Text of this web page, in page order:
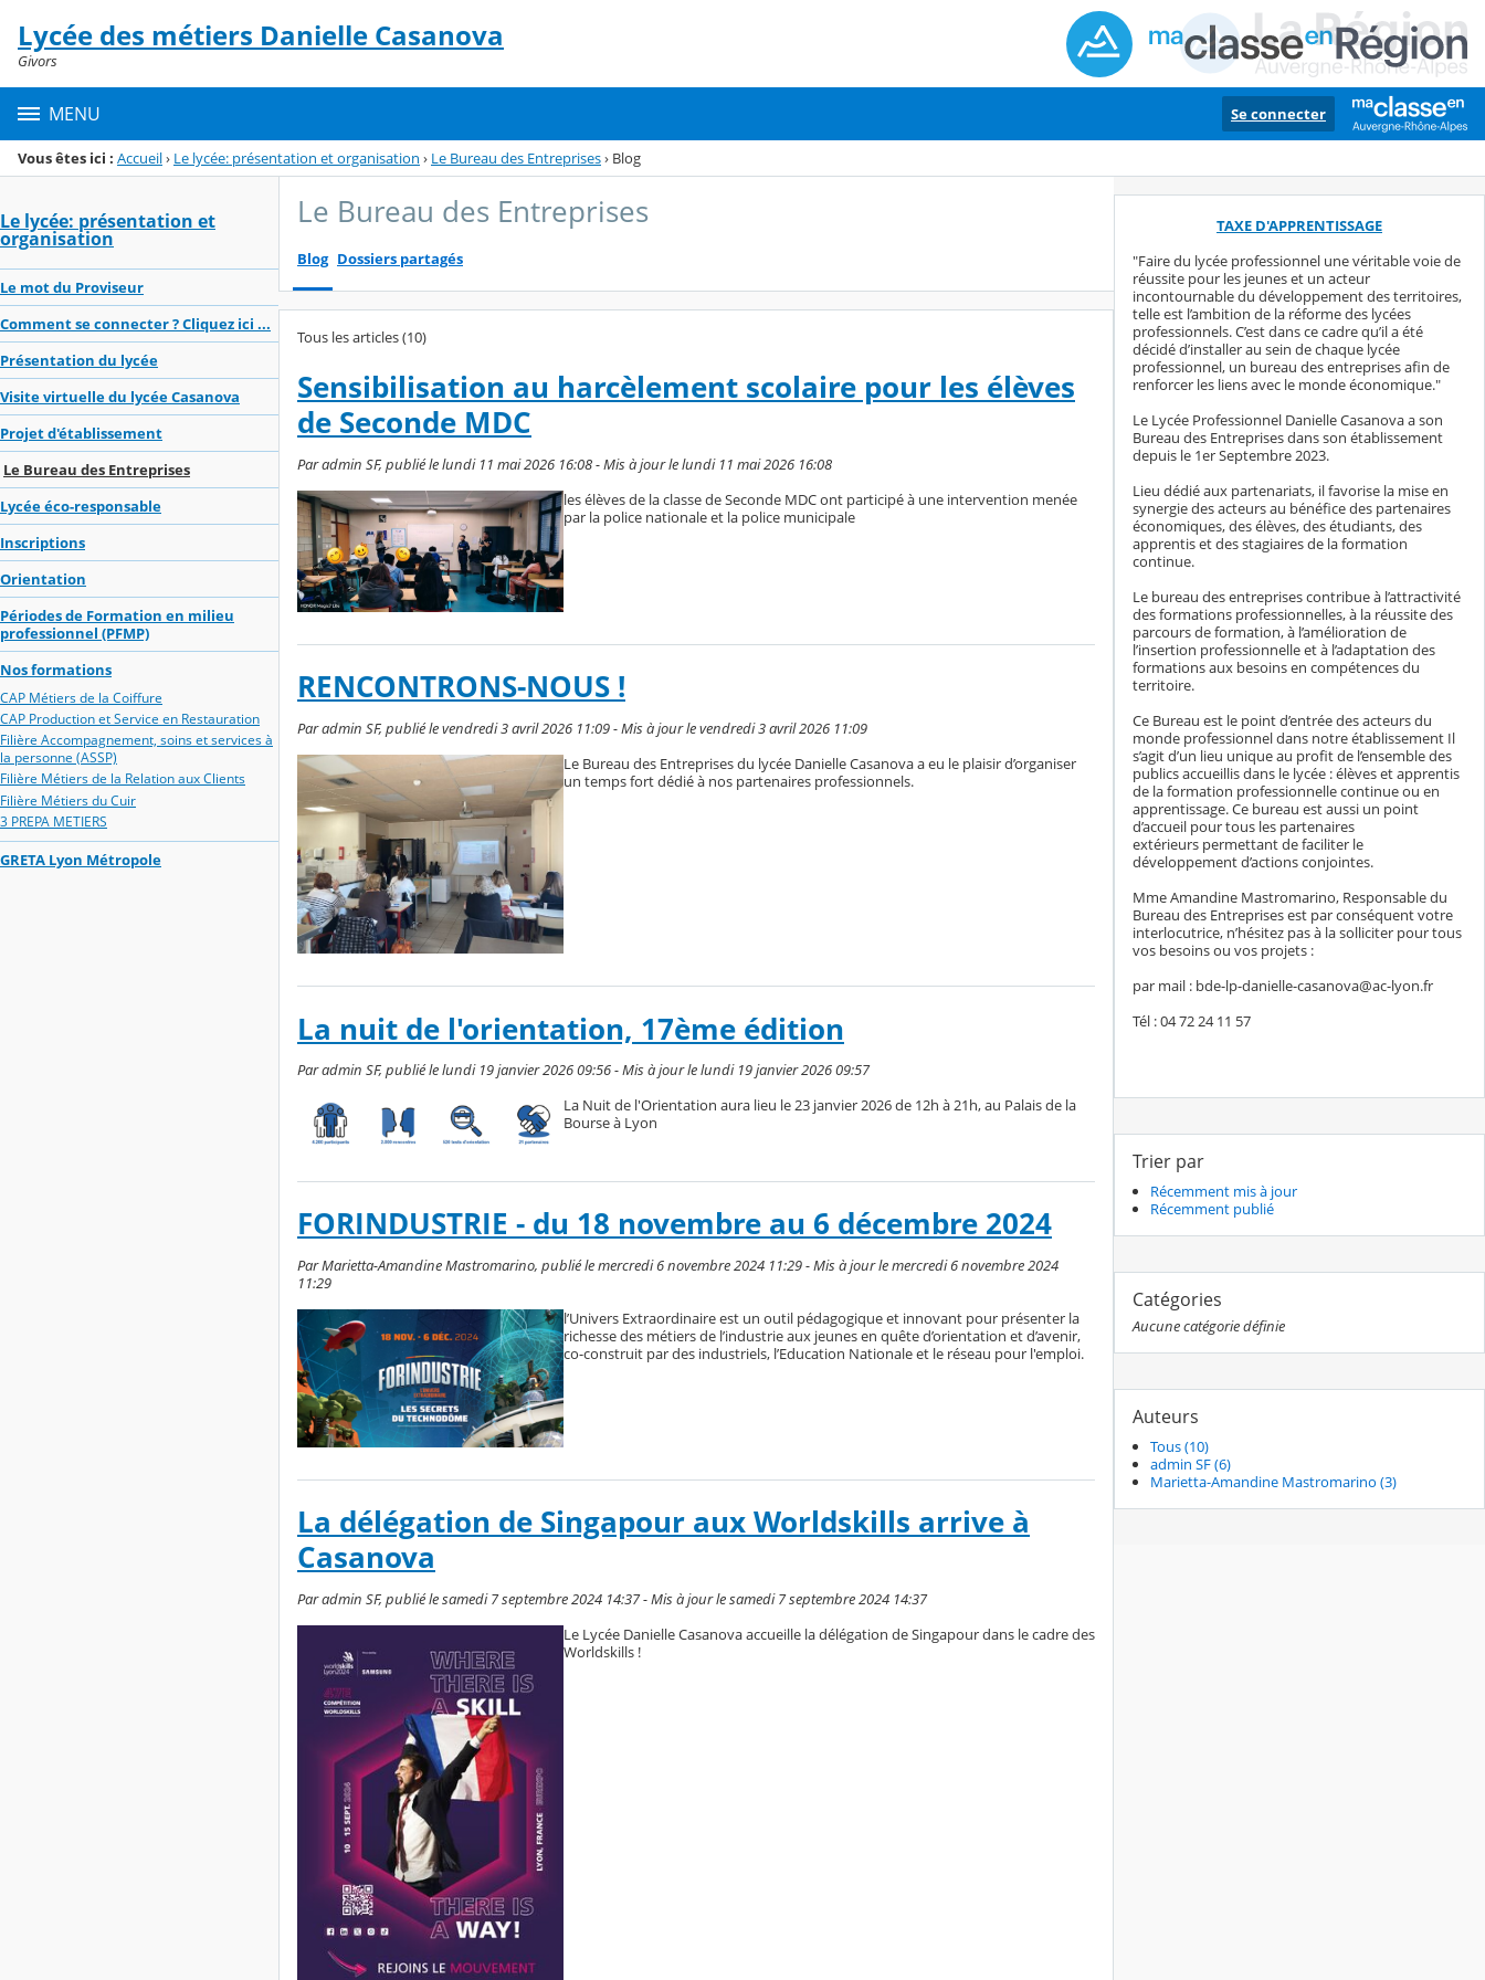
Menu de la rubrique
Contenu
Lycée des métiers Danielle Casanova
Givors
MENU Se connecter
Vous êtes ici : Accueil› Le lycée: présentation et organisation › Le Bureau des Entreprises› Blog
Le lycée: présentation et
organisation
Le mot du Proviseur
Comment se connecter ? Cliquez ici ...
Présentation du lycée
Visite virtuelle du lycée Casanova
Projet d'établissement
Le Bureau des Entreprises
Lycée éco-responsable
Inscriptions
Orientation
Périodes de Formation en milieu
professionnel (PFMP)
Nos formations
CAP Métiers de la Coiffure
CAP Production et Service en Restauration
Filière Accompagnement, soins et services à
la personne (ASSP)
Filière Métiers de la Relation aux Clients
Filière Métiers du Cuir
3 PREPA METIERS
GRETA Lyon Métropole
Le Bureau des Entreprises
Blog Dossiers partagés
Tous les articles (10)
Sensibilisation au harcèlement scolaire pour les élèves
de Seconde MDC
Par admin SF, publié le lundi 11 mai 2026 16:08 - Mis à jour le lundi 11 mai 2026 16:08
les élèves de la classe de Seconde MDC ont participé à une intervention menée
par la police nationale et la police municipale
RENCONTRONS-NOUS !
Par admin SF, publié le vendredi 3 avril 2026 11:09 - Mis à jour le vendredi 3 avril 2026 11:09
Le Bureau des Entreprises du lycée Danielle Casanova a eu le plaisir d’organiser
un temps fort dédié à nos partenaires professionnels.
La nuit de l'orientation, 17ème édition
Par admin SF, publié le lundi 19 janvier 2026 09:56 - Mis à jour le lundi 19 janvier 2026 09:57
La Nuit de l'Orientation aura lieu le 23 janvier 2026 de 12h à 21h, au Palais de la
Bourse à Lyon
FORINDUSTRIE - du 18 novembre au 6 décembre 2024
Par Marietta-Amandine Mastromarino, publié le mercredi 6 novembre 2024 11:29 - Mis à jour le mercredi 6 novembre 2024
11:29
l’Univers Extraordinaire est un outil pédagogique et innovant pour présenter la
richesse des métiers de l’industrie aux jeunes en quête d’orientation et d’avenir,
co-construit par des industriels, l’Education Nationale et le réseau pour l'emploi.
La délégation de Singapour aux Worldskills arrive à
Casanova
Par admin SF, publié le samedi 7 septembre 2024 14:37 - Mis à jour le samedi 7 septembre 2024 14:37
Le Lycée Danielle Casanova accueille la délégation de Singapour dans le cadre des
Worldskills !
TAXE D'APPRENTISSAGE
"Faire du lycée professionnel une véritable voie de
réussite pour les jeunes et un acteur
incontournable du développement des territoires,
telle est l’ambition de la réforme des lycées
professionnels. C’est dans ce cadre qu’il a été
décidé d’installer au sein de chaque lycée
professionnel, un bureau des entreprises afin de
renforcer les liens avec le monde économique."
Le Lycée Professionnel Danielle Casanova a son
Bureau des Entreprises dans son établissement
depuis le 1er Septembre 2023.
Lieu dédié aux partenariats, il favorise la mise en
synergie des acteurs au bénéfice des partenaires
économiques, des élèves, des étudiants, des
apprentis et des stagiaires de la formation
continue.
Le bureau des entreprises contribue à l’attractivité
des formations professionnelles, à la réussite des
parcours de formation, à l’amélioration de
l’insertion professionnelle et à l’adaptation des
formations aux besoins en compétences du
territoire.
Ce Bureau est le point d’entrée des acteurs du
monde professionnel dans notre établissement Il
s’agit d’un lieu unique au profit de l’ensemble des
publics accueillis dans le lycée : élèves et apprentis
de la formation professionnelle continue ou en
apprentissage. Ce bureau est aussi un point
d’accueil pour tous les partenaires
extérieurs permettant de faciliter le
développement d’actions conjointes.
Mme Amandine Mastromarino, Responsable du
Bureau des Entreprises est par conséquent votre
interlocutrice, n’hésitez pas à la solliciter pour tous
vos besoins ou vos projets :
par mail : bde-lp-danielle-casanova@ac-lyon.fr
Tél : 04 72 24 11 57
Trier par
Récemment mis à jour
Récemment publié
Catégories
Aucune catégorie définie
Auteurs
Tous (10)
admin SF (6)
Marietta-Amandine Mastromarino (3)